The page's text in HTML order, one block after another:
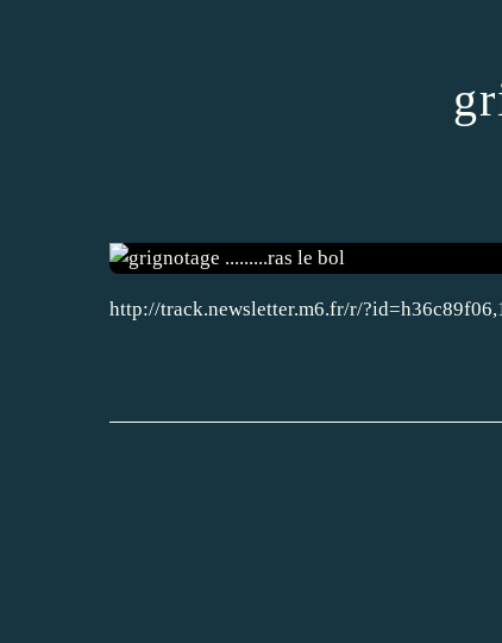
http://track.newsletter.m6.fr/r/